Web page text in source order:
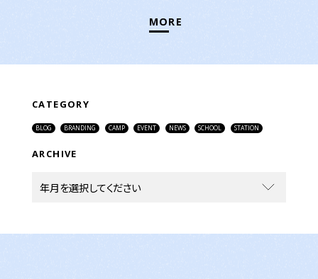
MORE
CATEGORY
BLOG BRANDING CAMP EVENT NEWS SCHOOL STATION
ARCHIVE